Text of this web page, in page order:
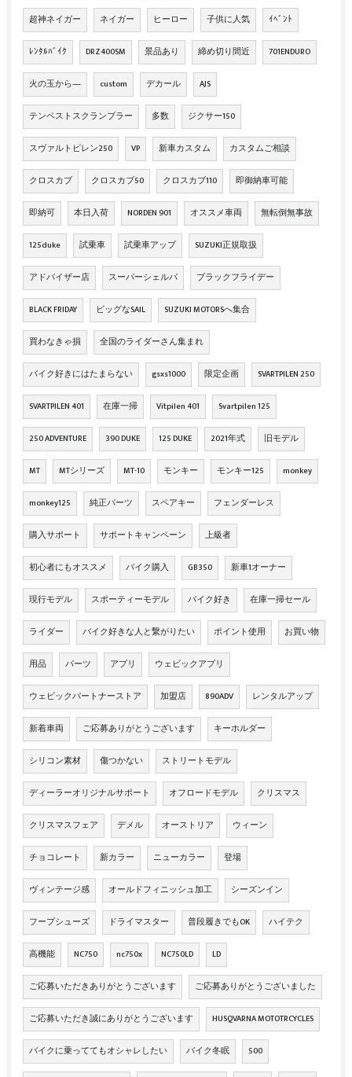
超神ネイガー ネイガー ヒーロー 子供に人気 ｲﾍﾞﾝﾄ
ﾚﾝﾀﾙﾊﾞｲｸ DRZ400SM 景品あり 締め切り間近 701ENDURO
火の玉から― custom デカール AJS
テンペストスクランブラー 多数 ジクサー150
スヴァルトピレン250 VP 新車カスタム カスタムご相談
クロスカブ クロスカブ50 クロスカブ110 即御納車可能
即納可 本日入荷 NORDEN 901 オススメ車両 無転倒無事故
125duke 試乗車 試乗車アップ SUZUKI正規取扱
アドバイザー店 スーパーシェルパ ブラックフライデー
BLACK FRIDAY ビッグなSAIL SUZUKI MOTORSへ集合
買わなきゃ損 全国のライダーさん集まれ
バイク好きにはたまらない gsxs1000 限定企画 SVARTPILEN 250
SVARTPILEN 401 在庫一掃 Vitpilen 401 Svartpilen 125
250 ADVENTURE 390 DUKE 125 DUKE 2021年式 旧モデル
MT MTシリーズ MT-10 モンキー モンキー125 monkey
monkey125 純正パーツ スペアキー フェンダーレス
購入サポート サポートキャンペーン 上級者
初心者にもオススメ バイク購入 GB350 新車1オーナー
現行モデル スポーティーモデル バイク好き 在庫一掃セール
ライダー バイク好きな人と繋がりたい ポイント使用 お買い物
用品 パーツ アプリ ウェビックアプリ
ウェビックパートナーストア 加盟店 890ADV レンタルアップ
新着車両 ご応募ありがとうございます キーホルダー
シリコン素材 傷つかない ストリートモデル
ディーラーオリジナルサポート オフロードモデル クリスマス
クリスマスフェア デメル オーストリア ウィーン
チョコレート 新カラー ニューカラー 登場
ヴィンテージ感 オールドフィニッシュ加工 シーズンイン
フープシューズ ドライマスター 普段履きでもOK ハイテク
高機能 NC750 nc750x NC750LD LD
ご応募いただきありがとうございます ご応募ありがとうございました
ご応募いただき誠にありがとうございます HUSQVARNA MOTOTRCYCLES
バイクに乗っててもオシャレしたい バイク冬眠 500